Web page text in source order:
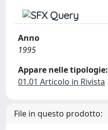
Anno
1995
Appare nelle tipologie:
01.01 Articolo in Rivista
File in questo prodotto: